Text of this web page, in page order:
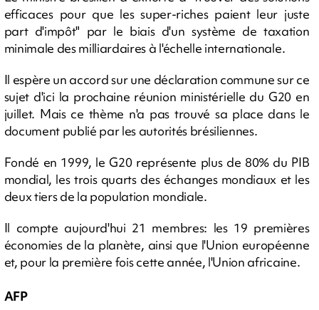
efficaces pour que les super-riches paient leur juste
part d'impôt" par le biais d'un système de taxation
minimale des milliardaires à l'échelle internationale.
Il espère un accord sur une déclaration commune sur ce
sujet d'ici la prochaine réunion ministérielle du G20 en
juillet. Mais ce thème n'a pas trouvé sa place dans le
document publié par les autorités brésiliennes.
Fondé en 1999, le G20 représente plus de 80% du PIB
mondial, les trois quarts des échanges mondiaux et les
deux tiers de la population mondiale.
Il compte aujourd'hui 21 membres: les 19 premières
économies de la planète, ainsi que l'Union européenne
et, pour la première fois cette année, l'Union africaine.
AFP